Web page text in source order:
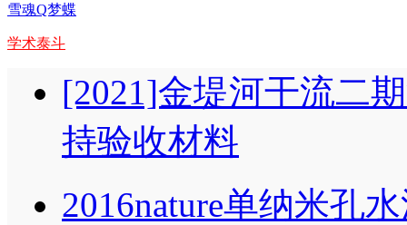
雪魂Q梦蝶
学术泰斗
[2021]金堤河干流二
持验收材料
2016nature单纳米孔